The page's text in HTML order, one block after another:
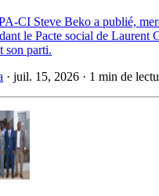
CI Steve Beko a publié,
le Pacte social de Laurent
son parti.
· juil. 15, 2026 · 1 min de